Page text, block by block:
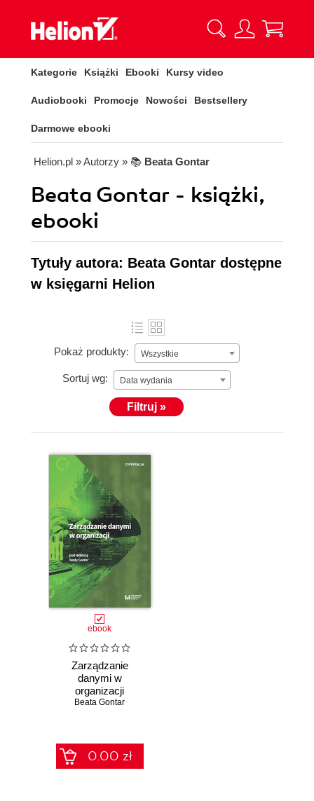
Kategorie Książki Ebooki Kursy video
Audiobooki Promocje Nowości Bestsellery
Darmowe ebooki
Helion.pl » Autorzy » 📚 Beata Gontar
Beata Gontar - książki,
ebooki
Tytuły autora: Beata Gontar dostępne
w księgarni Helion
Pokaż produkty: Wszystkie
Sortuj wg: Data wydania
Filtruj »
ebook
Zarządzanie
danymi w
organizacji
Beata Gontar
0.00 zł